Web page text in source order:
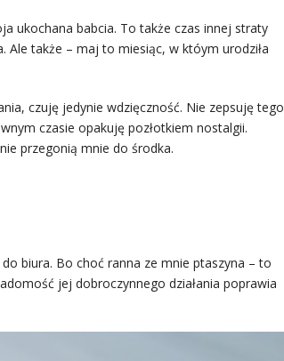
ukochana babcia. To także czas innej straty
Ale także – maj to miesiąc, w któym urodziła
czuję jedynie wdzięczność. Nie zepsuję tego
czasie opakuję pozłotkiem nostalgii.
przegonią mnie do środka.
biura. Bo choć ranna ze mnie ptaszyna – to
jej dobroczynnego działania poprawia